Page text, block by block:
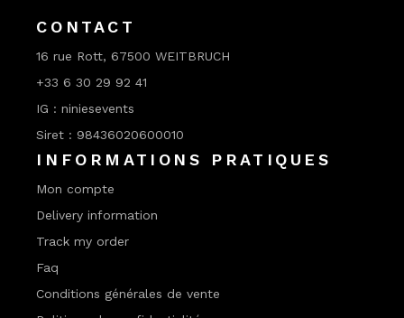
CONTACT
16 rue Rott, 67500 WEITBRUCH
+33 6 30 29 92 41
IG : niniesevents
Siret : 98436020600010
INFORMATIONS PRATIQUES
Mon compte
Delivery information
Track my order
Faq
Conditions générales de vente